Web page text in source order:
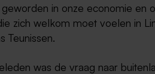
in onze economie en
zich welkom moet voelen in
Teunissen.
was de vraag naar